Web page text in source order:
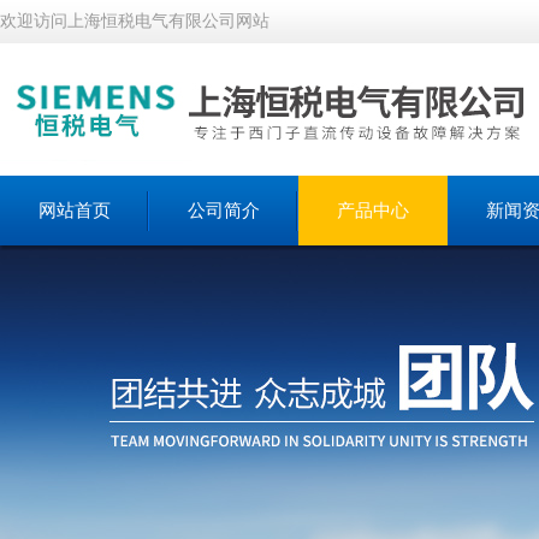
欢迎访问上海恒税电气有限公司网站
网站首页 公司简介 产品中心 新闻